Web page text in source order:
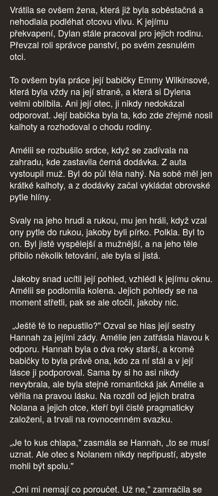
Vrátila se ovšem žena, která již byla soběstačná a
nehodlala podléhat otcovu vlivu. K jejímu
překvapení, Dylan stále pracoval pro jejich rodinu.
Převzal roli správce panství, po svém zesnulém
otci.
To ovšem byla práce její babičky Emmy Wilkinsové,
která byla vždy na její straně, a která si Dylena
velmi oblíbila. Ani její otec, ji nikdy nedokázal
odporovat. Její babička byla ta, kdo zde zřejmě nosil
kalhoty a rozhodoval o chodu rodiny.
Amélii se rozbušilo srdce, když se zadívala na
zahradu, kde zastavila černá dodávka. Z auta
vystoupil muž. Byl do půl těla nahý. Na sobě měl jen
krátké kalhoty, a z dodávky začal vykládat obrovské
pytle hlíny.
Svaly na jeho hrudi a rukou, mu jen hráli, když vzal
ony pytle do rukou, jakoby byli pírko. Polkla. Byl to
on. Byl jistě vyspělejší a mužnější, a na jeho těle
přibilo několik tetování, ale byla si jistá.
Jakoby snad ucítil její pohled, vzhlédl k jejímu oknu.
Amélii se podlomila kolena. Jejich pohledy se na
moment střetli, pak se ale otočil, jakoby nic.
„Ještě tě to nepustilo?" Ozval se hlas její sestry
Hannah za jejími zády. Amélie jen zatřásla hlavou k
odporu. Hannah byla o dva roky starší, a kromě
babičky to byla právě ona, kdo za ní stál a v její
lásce ji podporoval. Sama by si ho asi nikdy
nevybrala, ale byla stejně romantická jak Amélie a
věřila na pravou lásku. Na rozdíl od jejich bratra
Nolana a jejich otce, kteří byli čistě pragmaticky
založeni, a trvali na rovnocenném svazku.
„Je to kus chlapa," zasmála se Hannah, „to se musí
uznat. Ale otec s Nolanem nikdy nepřipustí, abyste
mohli být spolu."
„Oni mi nemají co poroučet. Už ne," zamračila se